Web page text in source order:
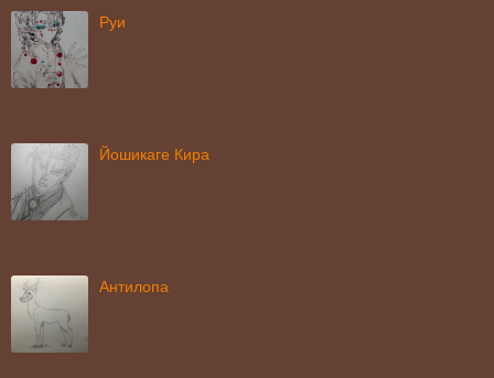
Руи
Йошикаге Кира
Антилопа